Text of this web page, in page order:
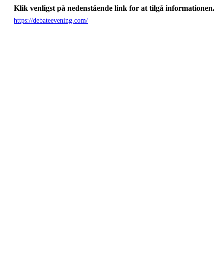
Klik venligst på nedenstående link for at tilgå informationen.
https://debateevening.com/